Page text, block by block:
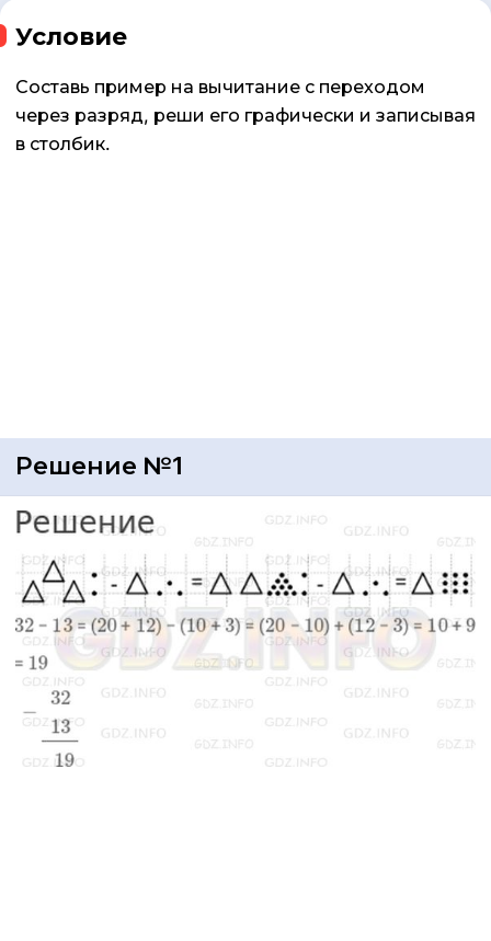
Условие
Составь пример на вычитание с переходом
через разряд, реши его графически и записывая
в столбик.
Решение №1